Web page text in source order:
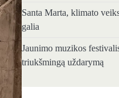
Santa Marta, klimato
galia
Jaunimo muzikos
triukšmingą uždarymą